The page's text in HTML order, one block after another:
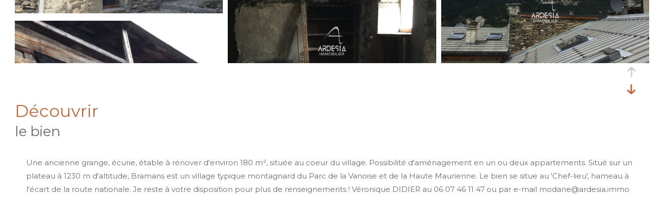
découvrir
le bien
Une ancienne grange, écurie, étable à rénover d'environ 180 m², située au coeur du village. Possibilité d'aménagement en un ou deux appartements. Situé sur un
plateau à 1230 m d'altitude, Bramans est un village typique montagnard du Parc de la Vanoise et de la Haute Maurienne. Le bien se situe au 'Chef-lieu', hameau à
l'écart de la route nationale. Je reste à votre disposition pour plus de renseignements ! Véronique DIDIER au 06 07 46 11 47 ou par e-mail modane@ardesia.immo